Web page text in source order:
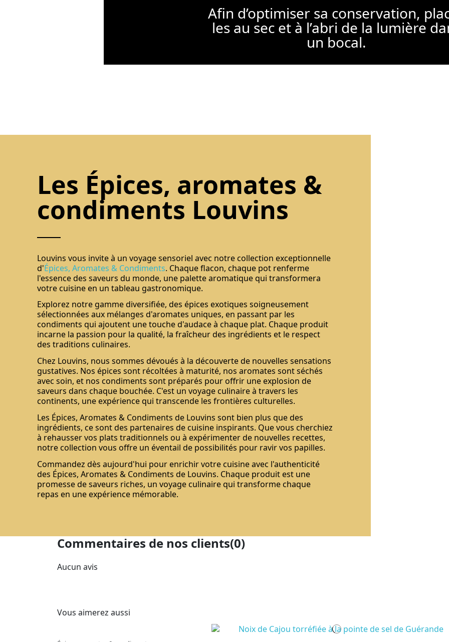
Afin d’optimiser sa conservation,
les au sec et à l’abri de la lumière
un bocal.
Les Épices, aromates &
condiments Louvins
Louvins vous invite à un voyage sensoriel avec notre collection exceptionnelle
d'Épices, Aromates & Condiments. Chaque flacon, chaque pot renferme
l'essence des saveurs du monde, une palette aromatique qui transformera
votre cuisine en un tableau gastronomique.
Explorez notre gamme diversifiée, des épices exotiques soigneusement
sélectionnées aux mélanges d'aromates uniques, en passant par les
condiments qui ajoutent une touche d'audace à chaque plat. Chaque produit
incarne la passion pour la qualité, la fraîcheur des ingrédients et le respect
des traditions culinaires.
Chez Louvins, nous sommes dévoués à la découverte de nouvelles sensations
gustatives. Nos épices sont récoltées à maturité, nos aromates sont séchés
avec soin, et nos condiments sont préparés pour offrir une explosion de
saveurs dans chaque bouchée. C'est un voyage culinaire à travers les
continents, une expérience qui transcende les frontières culturelles.
Les Épices, Aromates & Condiments de Louvins sont bien plus que des
ingrédients, ce sont des partenaires de cuisine inspirants. Que vous cherchiez
à rehausser vos plats traditionnels ou à expérimenter de nouvelles recettes,
notre collection vous offre un éventail de possibilités pour ravir vos papilles.
Commandez dès aujourd'hui pour enrichir votre cuisine avec l'authenticité
des Épices, Aromates & Condiments de Louvins. Chaque produit est une
promesse de saveurs riches, un voyage culinaire qui transforme chaque
repas en une expérience mémorable.
Commentaires de nos clients(0)
Aucun avis
Vous aimerez aussi